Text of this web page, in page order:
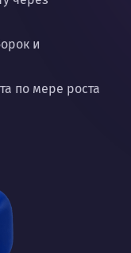
и
по мере роста